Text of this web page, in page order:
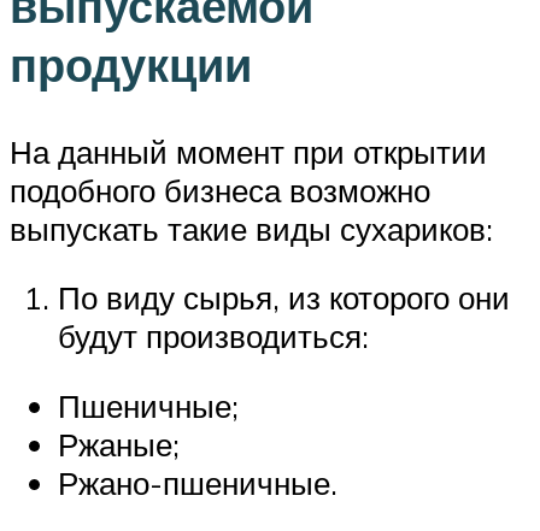
продукции
На данный момент при открытии
подобного бизнеса возможно
выпускать такие виды сухариков:
По виду сырья, из которого они
будут производиться:
Пшеничные;
Ржаные;
Ржано-пшеничные.